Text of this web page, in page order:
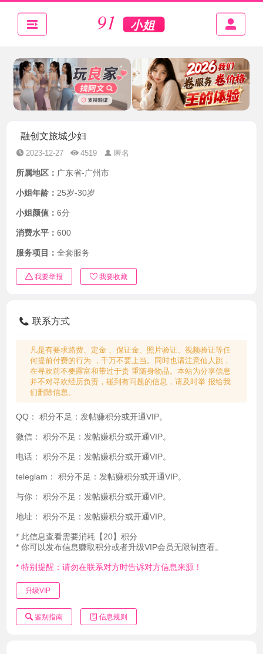
融创文旅城少妇
2023-12-27 4519 匿名
所属地区： 广东省-广州市
小姐年龄： 25岁-30岁
小姐颜值： 6分
消费水平： 600
服务项目： 全套服务
我要举报 我要收藏
联系方式
凡是有要求路费、定金 、保证金、照片验证、视频验证等任
何提前付费的行为 ，千万不要上当。同时也请注意仙人跳，
在寻欢前不要露富和带过于贵 重随身物品。本站为分享信息
并不对寻欢经历负责，碰到有问题的信息，请及时举 报给我
们删除信息。
QQ： 积分不足：发帖赚积分或开通VIP。
微信： 积分不足：发帖赚积分或开通VIP。
电话： 积分不足：发帖赚积分或开通VIP。
teleglam： 积分不足：发帖赚积分或开通VIP。
与你： 积分不足：发帖赚积分或开通VIP。
地址： 积分不足：发帖赚积分或开通VIP。
* 此信息查看需要消耗【20】积分
* 你可以发布信息赚取积分或者升级VIP会员无限制查看。
* 特别提醒：请勿在联系对方时告诉对方信息来源！
升级VIP
鉴别指南 信息规则